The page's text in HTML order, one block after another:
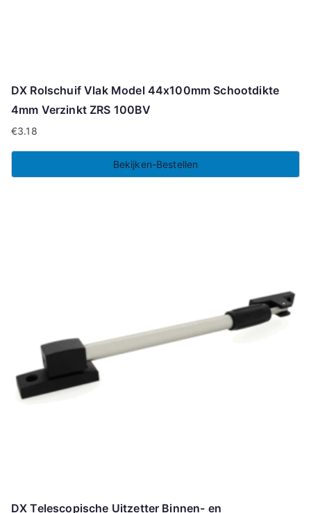
DX Rolschuif Vlak Model 44x100mm Schootdikte
4mm Verzinkt ZRS 100BV
€3.18
Bekijken-Bestellen
DX Telescopische Uitzetter Binnen- en